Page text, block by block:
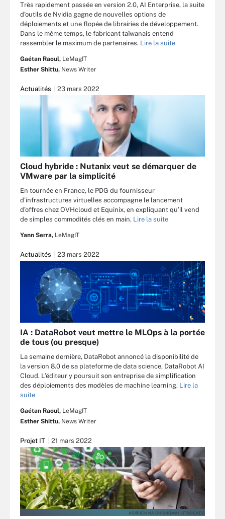
Très rapidement passée en version 2.0, AI Enterprise, la suite
d’outils de Nvidia gagne de nouvelles options de
déploiements et une flopée de librairies de développement.
Dans le même temps, le fabricant taïwanais entend
rassembler le maximum de partenaires. Lire la suite
Gaétan Raoul, LeMagIT
Esther Shittu, News Writer
Actualités 23 mars 2022
Cloud hybride : Nutanix veut se démarquer de
VMware par la simplicité
En tournée en France, le PDG du fournisseur
d’infrastructures virtuelles accompagne le lancement
d’offres chez OVHcloud et Equinix, en expliquant qu’il vend
de simples commodités clés en main. Lire la suite
Yann Serra, LeMagIT
Actualités 23 mars 2022
IA : DataRobot veut mettre le MLOps à la portée
de tous (ou presque)
La semaine dernière, DataRobot annoncé la disponibilité de
la version 8.0 de sa plateforme de data science, DataRobot AI
Cloud. L’éditeur y poursuit son entreprise de simplification
des déploiements des modèles de machine learning. Lire la
suite
Gaétan Raoul, LeMagIT
Esther Shittu, News Writer
Projet IT 21 mars 2022
ADIRUCH NA CHIANGMAI - STOCK.ADO